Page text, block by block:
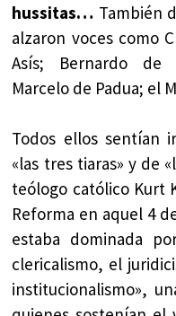
hussitas… También
alzaron voces como
Asís; Bernardo de
Marcelo de Padua; el
Todos ellos sentían
«las tres tiaras» y de
teólogo católico Kurt
Reforma en aquel 4
estaba dominada
clericalismo, el
institucionalismo»,